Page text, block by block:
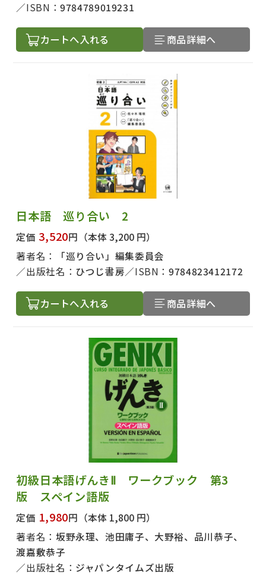
ISBN：9784789019231
カートへ入れる 商品詳細へ
日本語 巡り合い 2
定価 3,520円 （本体 3,200 円）
著者名：
「巡り合い」編集委員会
出版社名： ひつじ書房 ISBN：9784823412172
カートへ入れる 商品詳細へ
初級日本語げんきⅡ ワークブック 第3
版 スペイン語版
定価 1,980円 （本体 1,800 円）
著者名： 坂野永理、池田庸子、大野裕、品川恭子、
渡嘉敷恭子
出版社名： ジャパンタイムズ出版